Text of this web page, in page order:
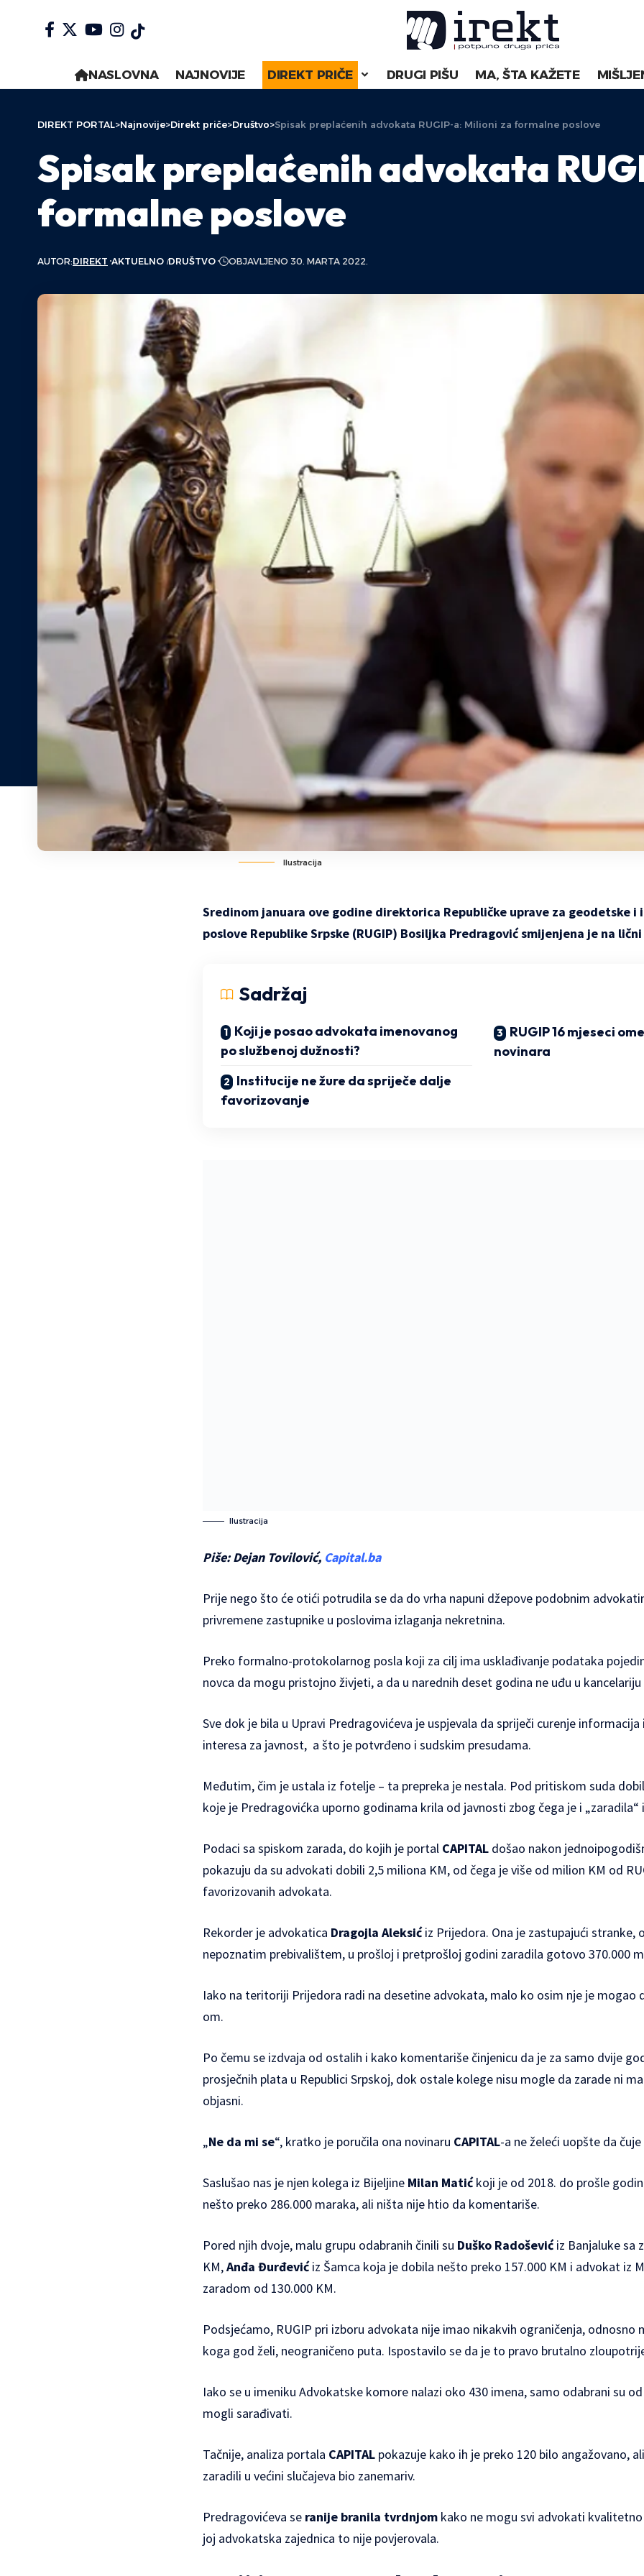
NASLOVNA NAJNOVIJE DIREKT PRIČE DRUGI PIŠU MA, ŠTA KAŽETE
DIREKT PORTAL>Najnovije>Direkt priče>Društvo>Spisak preplaćenih advokata RUGIP-a: Milioni za formalne poslove
Spisak preplaćenih advokata
formalne poslove
AUTOR:DIREKT AKTUELNO DRUŠTVO OBJAVLJENO 30. MARTA 2022.
Ilustracija
Sredinom januara ove godine direktorica Republičke uprave za geodetske i
poslove Republike Srpske (RUGIP) Bosiljka Predragović smijenjena je na
Sadržaj
Koji je posao advokata imenovanog
po službenoj dužnosti?
Institucije ne žure da spriječe dalje
favorizovanje
RUGIP 16 mjeseci
novinara
Ilustracija
Piše: Dejan Tovilović, Capital.ba
Prije nego što će otići potrudila se da do vrha napuni džepove podobnim
privremene zastupnike u poslovima izlaganja nekretnina.
Preko formalno-protokolarnog posla koji za cilj ima usklađivanje podataka
novca da mogu pristojno živjeti, a da u narednih deset godina ne uđu u kancelariju
Sve dok je bila u Upravi Predragovićeva je uspjevala da spriječi curenje
interesa za javnost, a što je potvrđeno i sudskim presudama.
Međutim, čim je ustala iz fotelje – ta prepreka je nestala. Pod pritiskom suda
koje je Predragovićka uporno godinama krila od javnosti zbog čega je i „zaradila“
Podaci sa spiskom zarada, do kojih je portal CAPITAL došao nakon
pokazuju da su advokati dobili 2,5 miliona KM, od čega je više od milion KM od
favorizovanih advokata.
Rekorder je advokatica Dragojla Aleksićiz Prijedora. Ona je zastupajući stranke,
nepoznatim prebivalištem, u prošloj i pretprošloj godini zaradila gotovo 370.000
Iako na teritoriji Prijedora radi na desetine advokata, malo ko osim nje je mogao
om.
Po čemu se izdvaja od ostalih i kako komentariše činjenicu da je za samo dvije
prosječnih plata u Republici Srpskoj, dok ostale kolege nisu mogle da zarade ni
objasni.
„Ne da mi se“, kratko je poručila ona novinaru CAPITAL-a ne želeći uopšte da
Saslušao nas je njen kolega iz Bijeljine Milan Matićkoji je od 2018. do prošle
nešto preko 286.000 maraka, ali ništa nije htio da komentariše.
Pored njih dvoje, malu grupu odabranih činili su Duško Radoševićiz Banjaluke sa
KM,Anđa Đurđevićiz Šamca koja je dobila nešto preko 157.000 KM i advokat iz
zaradom od 130.000 KM.
Podsjećamo, RUGIP pri izboru advokata nije imao nikakvih ograničenja, odnosno
koga god želi, neograničeno puta. Ispostavilo se da je to pravo brutalno
Iako se u imeniku Advokatske komore nalazi oko 430 imena, samo odabrani su
mogli sarađivati.
Tačnije, analiza portala CAPITAL pokazuje kako ih je preko 120 bilo angažovano,
zaradili u većini slučajeva bio zanemariv.
Predragovićeva se ranije branila tvrdnjom kako ne mogu svi advokati
joj advokatska zajednica to nije povjerovala.